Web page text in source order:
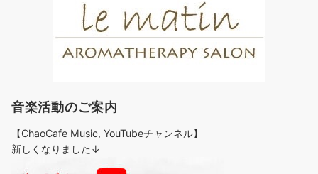
音楽活動のご案内
【ChaoCafe Music, YouTubeチャンネル】
新しくなりました↓